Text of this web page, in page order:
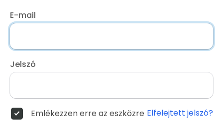
E-mail
Jelszó
Emlékezzen erre az eszközre Elfelejtett jelszó?